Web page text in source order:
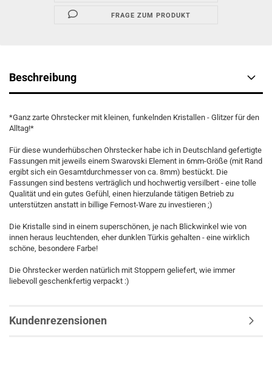
FRAGE ZUM PRODUKT
Beschreibung
*Ganz zarte Ohrstecker mit kleinen, funkelnden Kristallen - Glitzer für den
Alltag!*
Für diese wunderhübschen Ohrstecker habe ich in Deutschland gefertigte
Fassungen mit jeweils einem Swarovski Element in 6mm-Größe (mit Rand
ergibt sich ein Gesamtdurchmesser von ca. 8mm) bestückt. Die
Fassungen sind bestens verträglich und hochwertig versilbert - eine tolle
Qualität und ein gutes Gefühl, einen hierzulande tätigen Betrieb zu
unterstützen anstatt in billige Fernost-Ware zu investieren ;)
Die Kristalle sind in einem superschönen, je nach Blickwinkel wie von
innen heraus leuchtenden, eher dunklen Türkis gehalten - eine wirklich
schöne, besondere Farbe!
Die Ohrstecker werden natürlich mit Stoppern geliefert, wie immer
liebevoll geschenkfertig verpackt :)
Kundenrezensionen